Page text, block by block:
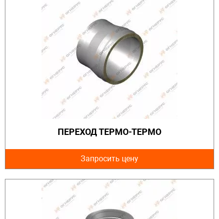
ПЕРЕХОД ТЕРМО-ТЕРМО
Запросить цену